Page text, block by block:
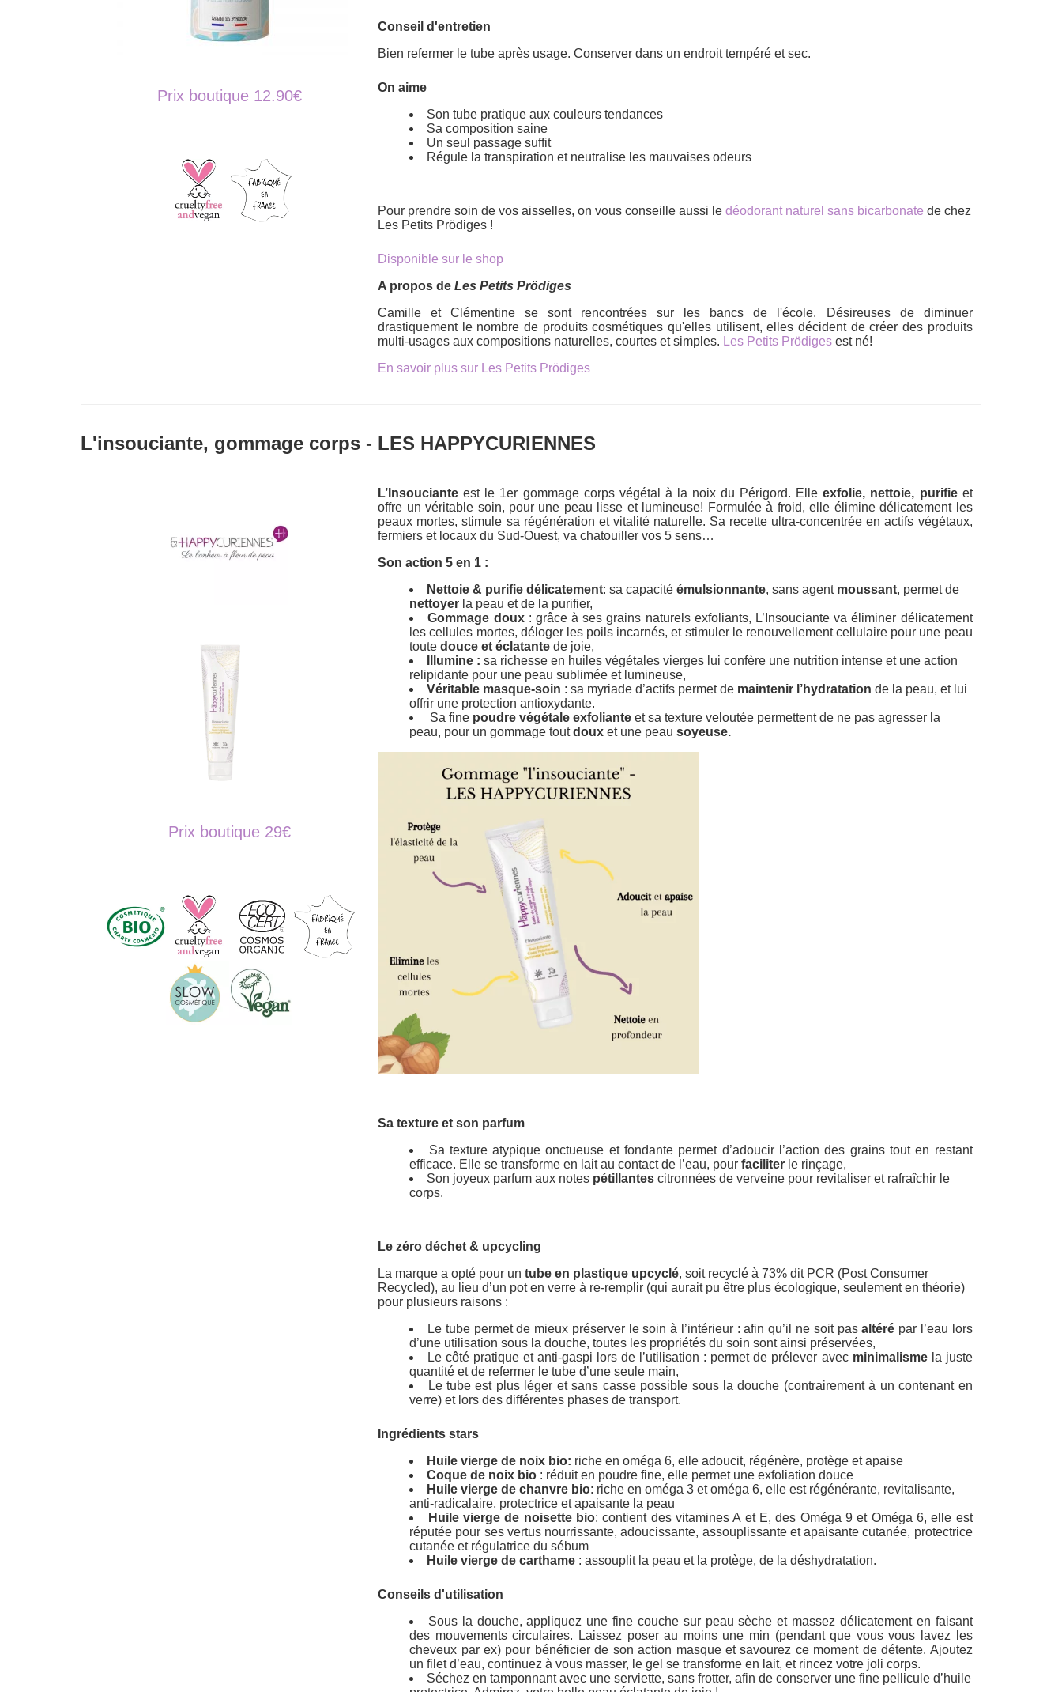
Prix boutique 12.90€
Conseil d'entretien
Bien refermer le tube après usage. Conserver dans un endroit tempéré et sec.
On aime
Son tube pratique aux couleurs tendances
Sa composition saine
Un seul passage suffit
Régule la transpiration et neutralise les mauvaises odeurs
Pour prendre soin de vos aisselles, on vous conseille aussi ledéodorant naturel sans bicarbonate de chez
Les Petits Prödiges !
Disponible sur le shop
A propos deLes Petits Prödiges
Camille et Clémentine se sont rencontrées sur les bancs de l'école. Désireuses de diminuer
drastiquement le nombre de produits cosmétiques qu'elles utilisent, elles décident de créer des produits
multi-usages aux compositions naturelles, courtes et simples. Les Petits Prödiges est né!
En savoir plus sur Les Petits Prödiges
L'insouciante, gommage corps - LES HAPPYCURIENNES
Prix boutique 29€
L’Insouciante est le 1er gommage corps végétal à la noix du Périgord. Elleexfolie, nettoie, purifieet
offre un véritable soin, pour une peau lisse et lumineuse! Formulée à froid, elle élimine délicatement les
peaux mortes, stimule sa régénération et vitalité naturelle. Sa recette ultra-concentrée en actifs végétaux,
fermiers et locaux du Sud-Ouest, va chatouiller vos 5 sens…
Son action 5 en 1 :
Nettoie & purifie délicatement: sa capacité émulsionnante, sans agent moussant, permet de
nettoyer la peau et de la purifier,
Gommage doux: grâce à ses grains naturels exfoliants, L’Insouciante va éliminer délicatement
les cellules mortes, déloger les poils incarnés, et stimuler le renouvellement cellulaire pour une peau
toutedouce et éclatante de joie,
Illumine : sa richesse en huiles végétales vierges lui confère une nutrition intense et une action
relipidante pour une peau sublimée et lumineuse,
Véritable masque-soin : sa myriade d’actifs permet de maintenir l’hydratationde la peau, et lui
offrir une protection antioxydante.
Sa fine poudre végétale exfoliante et sa texture veloutée permettent de ne pas agresser la
peau, pour un gommage toutdoux et une peausoyeuse.
Sa texture et son parfum
Sa texture atypique onctueuse et fondante permet d’adoucir l’action des grains tout en restant
efficace. Elle se transforme en lait au contact de l’eau, pourfaciliter le rinçage,
Son joyeux parfum aux notes pétillantes citronnées de verveine pour revitaliser et rafraîchir le
corps.
Le zéro déchet & upcycling
La marque a opté pour untube en plastique upcyclé, soit recyclé à 73% dit PCR (Post Consumer
Recycled), au lieu d’un pot en verre à re-remplir (qui aurait pu être plus écologique, seulement en théorie)
pour plusieurs raisons :
Le tube permet de mieux préserver le soin à l’intérieur : afin qu’il ne soit pasaltéré par l’eau lors
d’une utilisation sous la douche, toutes les propriétés du soin sont ainsi préservées,
Le côté pratique et anti-gaspi lors de l’utilisation : permet de prélever avec minimalismela juste
quantité et de refermer le tube d’une seule main,
Le tube est plus léger et sans casse possible sous la douche (contrairement à un contenant en
verre) et lors des différentes phases de transport.
Ingrédients stars
Huile vierge de noix bio: riche en oméga 6, elle adoucit, régénère, protège et apaise
Coque de noix bio : réduit en poudre fine, elle permet une exfoliation douce
Huile vierge de chanvre bio: riche en oméga 3 et oméga 6, elle est régénérante, revitalisante,
anti-radicalaire, protectrice et apaisante la peau
Huile vierge de noisette bio: contient des vitamines A et E, des Oméga 9 et Oméga 6, elle est
réputée pour ses vertus nourrissante, adoucissante, assouplissante et apaisante cutanée, protectrice
cutanée et régulatrice du sébum
Huile vierge de carthame : assouplit la peau et la protège, de la déshydratation.
Conseils d'utilisation
Sous la douche, appliquez une fine couche sur peau sèche et massez délicatement en faisant
des mouvements circulaires. Laissez poser au moins une min (pendant que vous vous lavez les
cheveux par ex) pour bénéficier de son action masque et savourez ce moment de détente. Ajoutez
un filet d’eau, continuez à vous masser, le gel se transforme en lait, et rincez votre joli corps.
Séchez en tamponnant avec une serviette, sans frotter, afin de conserver une fine pellicule d’huile